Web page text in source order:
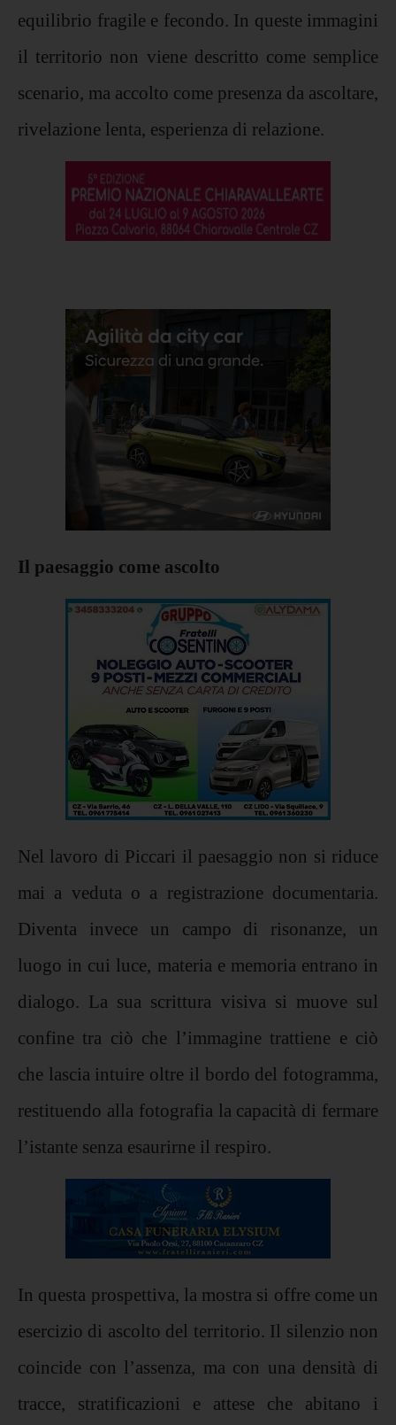
equilibrio fragile e fecondo. In queste immagini
il territorio non viene descritto come semplice
scenario, ma accolto come presenza da ascoltare,
rivelazione lenta, esperienza di relazione.
Il paesaggio come ascolto
Nel lavoro di Piccari il paesaggio non si riduce
mai a veduta o a registrazione documentaria.
Diventa invece un campo di risonanze, un
luogo in cui luce, materia e memoria entrano in
dialogo. La sua scrittura visiva si muove sul
confine tra ciò che l’immagine trattiene e ciò
che lascia intuire oltre il bordo del fotogramma,
restituendo alla fotografia la capacità di fermare
l’istante senza esaurirne il respiro.
In questa prospettiva, la mostra si offre come un
esercizio di ascolto del territorio. Il silenzio non
coincide con l’assenza, ma con una densità di
tracce, stratificazioni e attese che abitano i